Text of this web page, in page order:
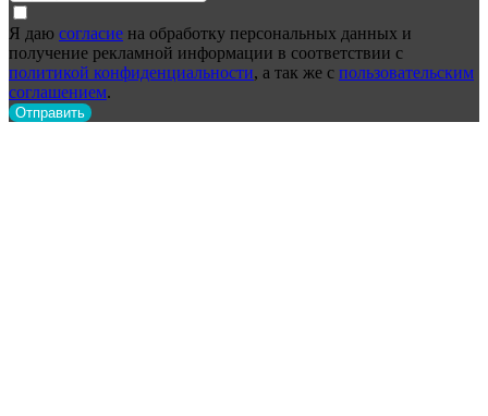
Я даю согласие на обработку персональных данных и
получение рекламной информации в соответствии с
политикой конфиденциальности, а так же с пользовательским
соглашением.
Отправить